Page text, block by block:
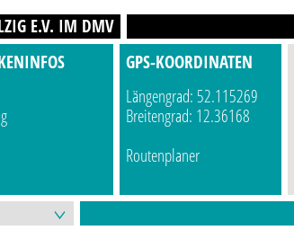
E.V. IM DMV
GPS-KOORDINATEN
Längengrad: 52.115269
Breitengrad: 12.36168
Routenplaner